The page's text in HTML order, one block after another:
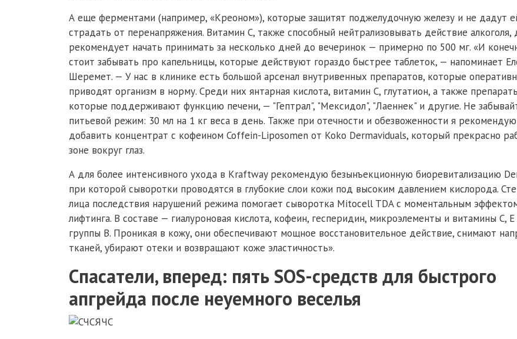
А еще ферментами (например, «Креоном»), которые защитят поджелудочную железу и не дадут
страдать от перенапряжения. Витамин С, также способный нейтрализовывать действие алкоголя,
рекомендует начать принимать за несколько дней до вечеринок — примерно по 500 мг. «И
стоит забывать про капельницы, которые действуют гораздо быстрее таблеток, — напоминает
Шеремет. — У нас в клинике есть большой арсенал внутривенных препаратов, которые
приводят организм в норму. Среди них янтарная кислота, витамин С, глутатион, а также
которые поддерживают функцию печени, — "Гептрал", "Мексидол", "Лаеннек" и другие. Не
питьевой режим: 30 мл на 1 кг веса в день. Также при отечности и обезвоженности я рекомендую
добавить концентрат с кофеином Coffein-Liposomen от Koko Dermaviduals, который прекрасно
зоне вокруг глаз.
А для более интенсивного ухода в Kraftway рекомендую безынъекционную биоревитализацию
при которой сыворотки проводятся в глубокие слои кожи под высоким давлением кислорода.
лица последствия нарушений режима помогает сыворотка Mitocell TDA с моментальным
лифтинга. В составе — гиалуроновая кислота, кофеин, гесперидин, микроэлементы и витамины С, Е
группы В. Проникая в кожу, они обеспечивают мощное восстановительное действие, снимают
тканей, убирают отеки и возвращают коже эластичность».
Спасатели, вперед: пять SOS-средств для быстрого
апгрейда после неуемного веселья